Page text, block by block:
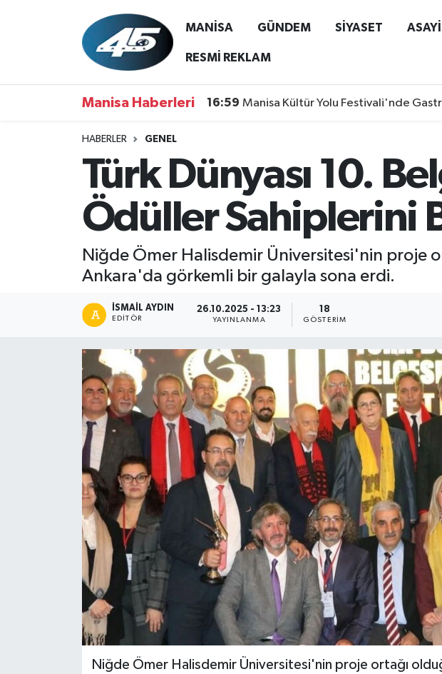
MANİSA GÜNDEM SİYASET
RESMİ REKLAM
Manisa Haberleri 16:59 Manisa Kültür Yolu Festivali'nde
HABERLER GENEL
Türk Dünyası 10.
Ödüller Sahiplerini
Niğde Ömer Halisdemir Üniversitesi'nin proje
Ankara'da görkemli bir galayla sona erdi.
İSMAIL AYDIN
EDITÖR
26.10.2025 - 13:23
YAYINLANMA
18
GÖSTERIM
Niğde Ömer Halisdemir Üniversitesi'nin proje ortağı
MANİSA
RESMİ REKLAM
Hava Durumu
Tüm Manşetler
Son Dakika Haberleri